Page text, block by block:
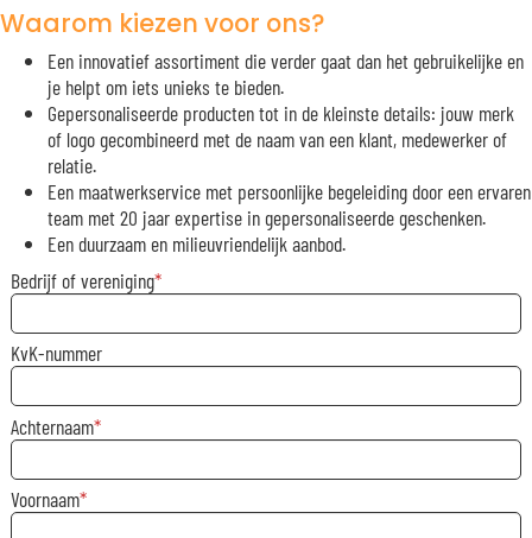
Waarom kiezen voor ons?
Een innovatief assortiment die verder gaat dan het gebruikelijke en
je helpt om iets unieks te bieden.
Gepersonaliseerde producten tot in de kleinste details: jouw merk
of logo gecombineerd met de naam van een klant, medewerker of
relatie.
Een maatwerkservice met persoonlijke begeleiding door een ervaren
team met 20 jaar expertise in gepersonaliseerde geschenken.
Een duurzaam en milieuvriendelijk aanbod.
Bedrijf of vereniging
KvK-nummer
Achternaam
Voornaam